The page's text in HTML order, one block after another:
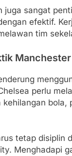
juga sangat
efektif.
tim
perlu
kehilangan
tetap disiplin
Menghadapi